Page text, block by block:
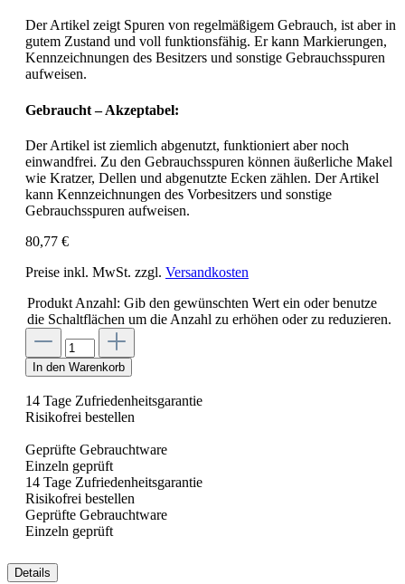
Der Artikel zeigt Spuren von regelmäßigem Gebrauch, ist aber in
gutem Zustand und voll funktionsfähig. Er kann Markierungen,
Kennzeichnungen des Besitzers und sonstige Gebrauchsspuren
aufweisen.
Gebraucht – Akzeptabel:
Der Artikel ist ziemlich abgenutzt, funktioniert aber noch
einwandfrei. Zu den Gebrauchsspuren können äußerliche Makel
wie Kratzer, Dellen und abgenutzte Ecken zählen. Der Artikel
kann Kennzeichnungen des Vorbesitzers und sonstige
Gebrauchsspuren aufweisen.
80,77 €
Preise inkl. MwSt. zzgl. Versandkosten
Produkt Anzahl: Gib den gewünschten Wert ein oder benutze
die Schaltflächen um die Anzahl zu erhöhen oder zu reduzieren.
In den Warenkorb
14 Tage Zufriedenheitsgarantie
Risikofrei bestellen
Geprüfte Gebrauchtware
Einzeln geprüft
14 Tage Zufriedenheitsgarantie
Risikofrei bestellen
Geprüfte Gebrauchtware
Einzeln geprüft
Details